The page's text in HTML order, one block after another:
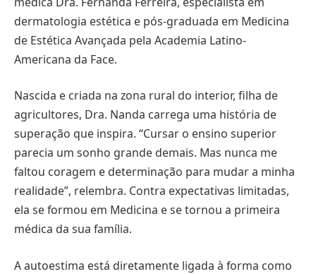
dermatologia estética e pós-graduada em Medicina
de Estética Avançada pela Academia Latino-
Americana da Face.
Nascida e criada na zona rural do interior, filha de
agricultores, Dra. Nanda carrega uma história de
superação que inspira. “Cursar o ensino superior
parecia um sonho grande demais. Mas nunca me
faltou coragem e determinação para mudar a minha
realidade”, relembra. Contra expectativas limitadas,
ela se formou em Medicina e se tornou a primeira
médica da sua família.
A autoestima está diretamente ligada à forma como